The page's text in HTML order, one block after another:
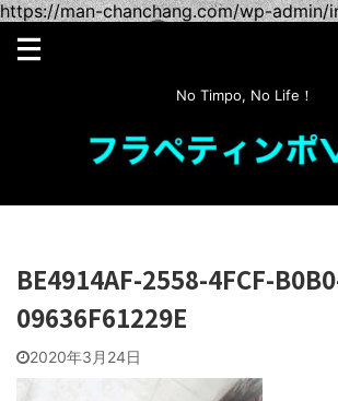
https://man-chanchang.com/wp-admin/
No Timpo, No Life！
BE4914AF-2558-4FCF-
09636F61229E
2020年3月24日